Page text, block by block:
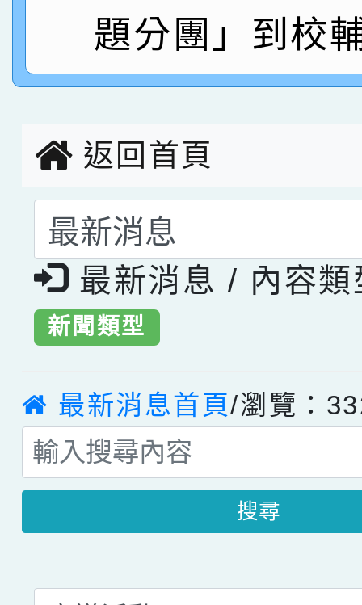
指導老師林老師
賽 劉文瑛教師榮獲教
賀！本校參與2026世
題分團」到校
返回首頁
選擇後頁面內容會更
最新消息 / 內容類
新聞類型
最新消息首頁/瀏覽：
搜尋